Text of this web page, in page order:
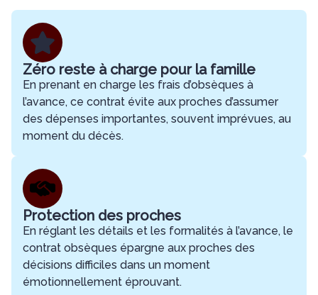
Zéro reste à charge pour la famille
En prenant en charge les frais d’obsèques à
l’avance, ce contrat évite aux proches d’assumer
des dépenses importantes, souvent imprévues, au
moment du décès.
Protection des proches
En réglant les détails et les formalités à l’avance, le
contrat obsèques épargne aux proches des
décisions difficiles dans un moment
émotionnellement éprouvant.